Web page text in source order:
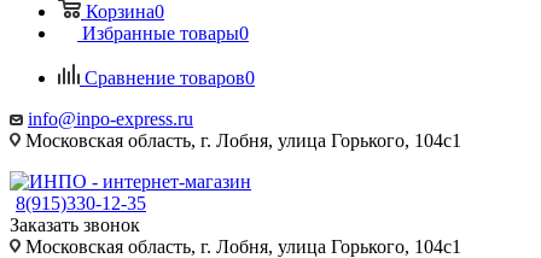
Корзина0
Избранные товары0
Сравнение товаров0
info@inpo-express.ru
Московская область, г. Лобня, улица Горького, 104с1
8(915)330-12-35
Заказать звонок
Московская область, г. Лобня, улица Горького, 104с1